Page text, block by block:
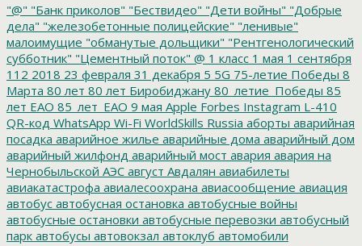
"@" "Банк приколов" "Бествидео" "Дети войны" "Добрые
дела" "железобетонные полицейские" "ленивые"
малоимущие "обманутые дольщики" "Рентгенологический
субботник" "Цементный поток" @ 1 класс 1 мая 1 сентября
112 2018 23 февраля 31 декабря 5 5G 75-летие Победы 8
Марта 80 лет 80 лет Биробиджану 80_летие_Победы 85
лет ЕАО 85_лет_ЕАО 9 мая Apple Forbes Instagram L-410
QR-код WhatsApp Wi-Fi WorldSkills Russia аборты аварийная
посадка аварийное жилье аварийные дома аварийный дом
аварийный жилфонд аварийный мост авария авария на
Чернобыльской АЭС август Авдалян авиабилеты
авиакатастрофа авиалесоохрана авиасообщение авиация
автобус автобусная остановка автобусные войны
автобусные остановки автобусные перевозки автобусный
парк автобусы автовокзал автоклуб автомобили